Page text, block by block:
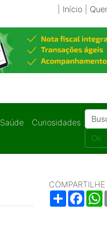
Início|
Saúde
Curiosidades
Ok
COMPARTILHE
Share